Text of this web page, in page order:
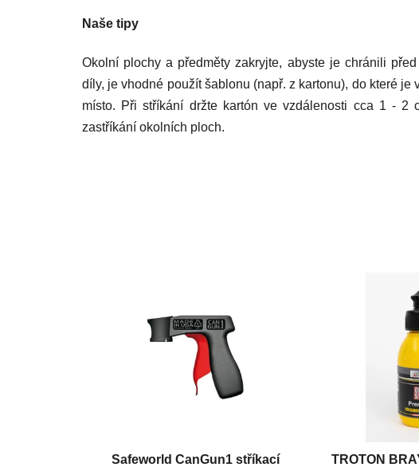
Naše tipy
Okolní plochy a předměty zakryjte, abyste je chránili
díly, je vhodné použít šablonu (např. z kartonu), do které
místo. Při stříkání držte kartón ve vzdálenosti cca 1 - 2
zastříkání okolních ploch.
Safeworld CanGun1 stříkací
TROTON